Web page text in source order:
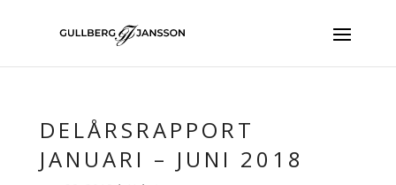
DELÅRSRAPPORT
JANUARI – JUNI 2018